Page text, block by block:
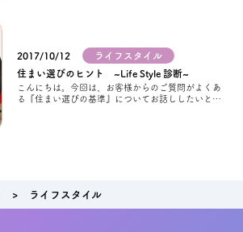
2017/10/12
ライフスタイル
住まい選びのヒント ~Life Style 診断~
こんにちは。今回は、お客様からのご質問がよくあ
る『住まい選びの基準』についてお話ししたいと思
ライフスタイル